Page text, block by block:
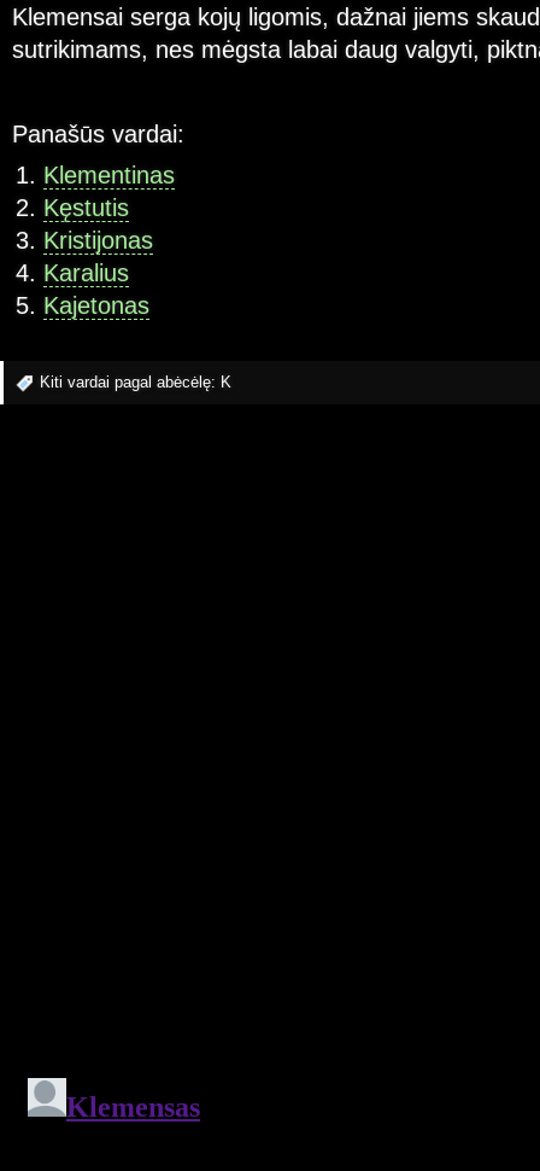
Klemensai serga kojų ligomis, dažnai jiems
sutrikimams, nes mėgsta labai daug valgyti,
Panašūs vardai:
Klementinas
Kęstutis
Kristijonas
Karalius
Kajetonas
Kiti vardai pagal abėcėlę: K